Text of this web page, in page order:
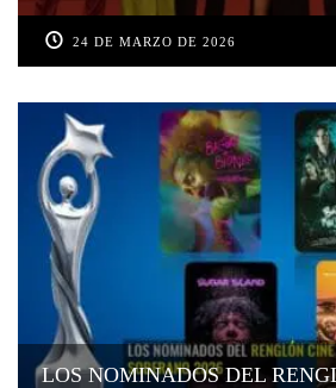
24 DE MARZO DE 2026
LOS NOMINADOS DEL